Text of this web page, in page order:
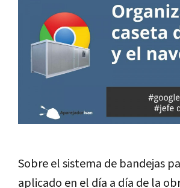
Sobre el sistema de bandejas
aplicado en el día a día de la